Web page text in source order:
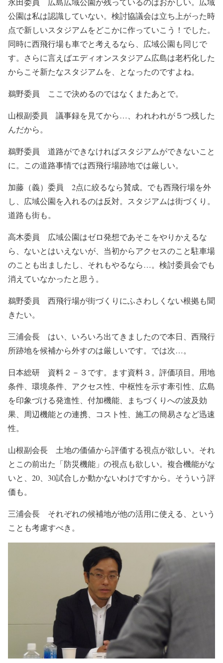
公園は私は認識していない。検討協議会は立ち上がった時
点で新しいスタジアムをどこかに作っていこう！でした。
同時に西飛行場も車でと考えるなら、広域公園も同じで
す。さらに言えばエディオンスタジアム広島は老朽化した
からこそ新たなスタジアムを、となったのですよね。
鵜野委員 ここで決めるのではなくまたあとで。
山根副委員 議事録を見てから…、われわれが５つ残した
んだから。
鵜野委員 道路ができなければスタジアムができないこと
に。この道路事情では西飛行場跡地では厳しい。
加藤（義）委員 2点に絞るなら賛成。でも西飛行場を外
し、広域公園を入れるのは反対。スタジアムは街づくり。
道路も街も。
高木委員 広域公園はゼロ発想であそこをやりかえるな
ら、ないとはいえないが、当初からアクセスのこと駐車場
のことも出ましたし、それもやるなら…。検討委員会でも
消えていなかったと思う。
鵜野委員 西飛行場が街づくりにふさわしくない根拠も聞
きたい。
三浦会長 はい、いろいろ出てきましたので本日、西飛行
所跡地を候補から外すのは厳しいです。では次…。
日本総研 資料２－３です。ます資料３。評価項目。用地
条件、環境条件、アクセス性、中枢性を示す牽引性、広島
を印象づける発進性、付加機能、まちづくりへの波及効
果、周辺機能との連携、コスト性、施工の簡易さなど迅速
性。
山根副会長 土地の価値から評価する視点が欲しい。それ
とこの前出た「防災機能」の視点も欲しい。複合機能がな
いと、20、30試合しか動かないわけですから。そういう評
価も。
三浦会長 それぞれの候補地が他の活用に使える、という
ことも考慮すべき。